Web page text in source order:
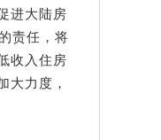
进大陆房
责任，将
收入住房
大力度，